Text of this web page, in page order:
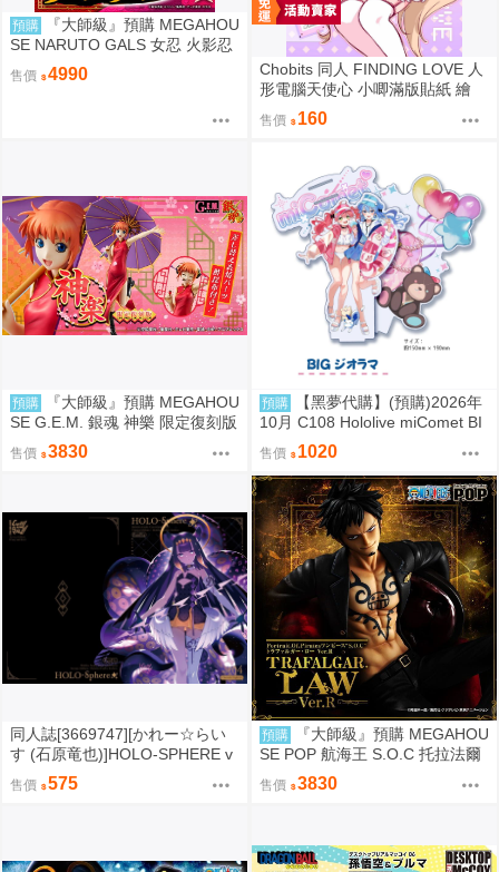
預購
『大師級』預購 MEGAHOU
SE NARUTO GALS 女忍 火影忍
者疾風傳 天天 再販
售價 4990
Chobits 同人 FINDING LOVE 人
形電腦天使心 小唧滿版貼紙 繪
師：Bee Bee
售價 160
預購
『大師級』預購 MEGAHOU
SE G.E.M. 銀魂 神樂 限定復刻版
售價 3830
預購
【黑夢代購】(預購)2026年
10月 C108 Hololive miComet BI
Gジオラマ 壓克力立牌 社團名:空
色姉妹 繪師:綾香
售價 1020
同人誌[3669747][かれー☆らい
す (石原竜也)]HOLO-SPHERE v
ol.04 (hololive )
售價 575
預購
『大師級』預購 MEGAHOU
SE POP 航海王 S.O.C 托拉法爾
加 羅 Ver.R
售價 3830